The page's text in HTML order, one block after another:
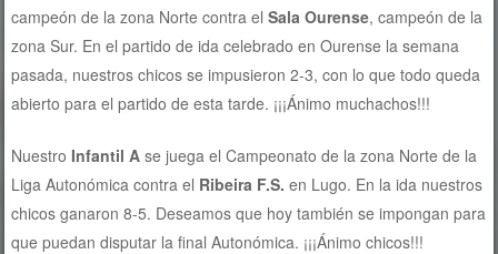
campeón de la zona Norte contra elSala Ourense, campeón de la
zona Sur. En el partido de ida celebrado en Ourense la semana
pasada, nuestros chicos se impusieron 2-3, con lo que todo queda
abierto para el partido de esta tarde. ¡¡¡Ánimo muchachos!!!
Nuestro Infantil A se juega el Campeonato de la zona Norte de la
Liga Autonómica contra el Ribeira F.S. en Lugo. En la ida nuestros
chicos ganaron 8-5. Deseamos que hoy también se impongan para
que puedan disputar la final Autonómica. ¡¡¡Ánimo chicos!!!